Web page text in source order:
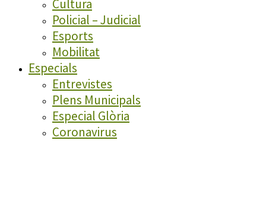
Cultura
Policial – Judicial
Esports
Mobilitat
Especials
Entrevistes
Plens Municipals
Especial Glòria
Coronavirus